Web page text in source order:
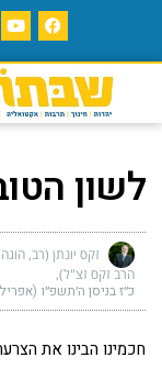
לשון
זקס יונתן (רב,
הרב זקס זצ"ל)
כ״ז בניסן ה׳תשפ״ו (אפריל 14, 2026)
חכמינו הבינו את